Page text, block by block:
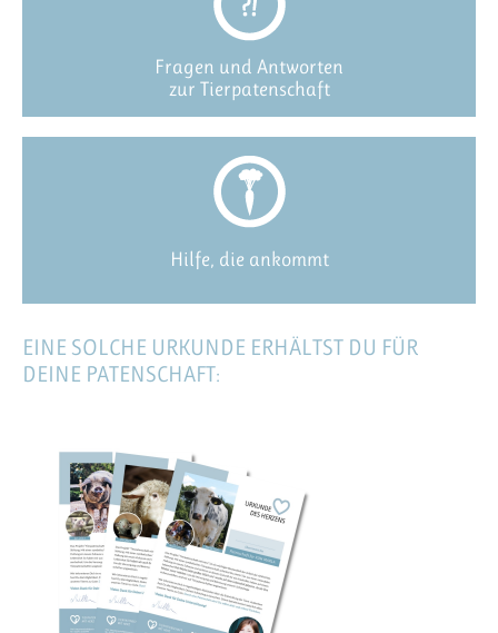
Fragen und Antworten
zur Tierpatenschaft
Hilfe, die ankommt
EINE SOLCHE URKUNDE ERHÄLTST DU FÜR
DEINE PATENSCHAFT: